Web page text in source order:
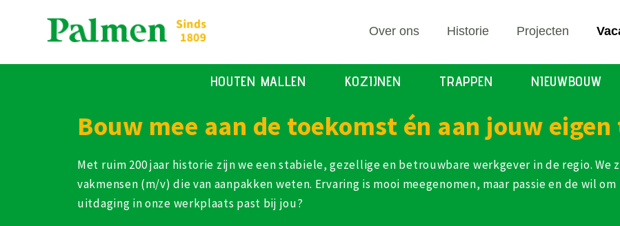
Over ons Historie Projecten
HOUTEN MALLEN KOZIJNEN TRAPPEN NIEUWBOUW
Bouw mee aan de toekomst én aan jouw
Met ruim 200 jaar historie zijn we een stabiele, gezellige en betrouwbare werkgever in de regio.
vakmensen (m/v) die van aanpakken weten. Ervaring is mooi meegenomen, maar passie en de wil
uitdaging in onze werkplaats past bij jou?